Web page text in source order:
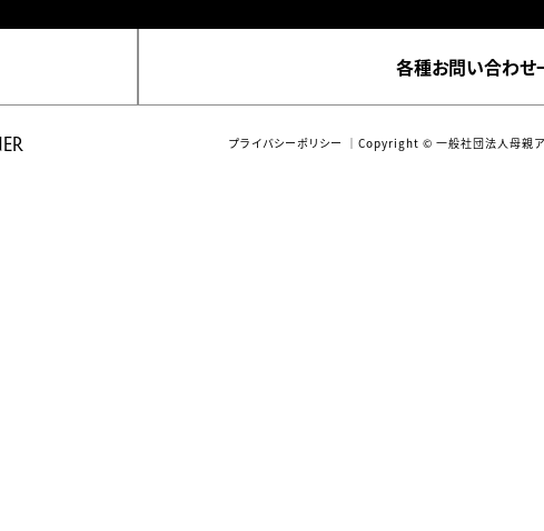
各種お問い合わせ
プライバシーポリシー ｜Copyright © 一般社団法人母親ア